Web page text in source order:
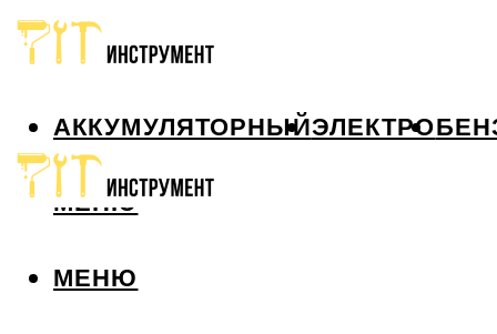
АККУМУЛЯТОРНЫЙЭЛЕКТРО
МЕНЮ
МЕНЮ